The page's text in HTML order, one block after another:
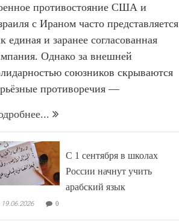
противостояние США и
с Ираном часто представляется
единая и заранее согласованная
Однако за внешней
союзников скрываются
противоречия —
С 1 сентября в школах
России начнут учить
арабский язык
19.06.2026 0